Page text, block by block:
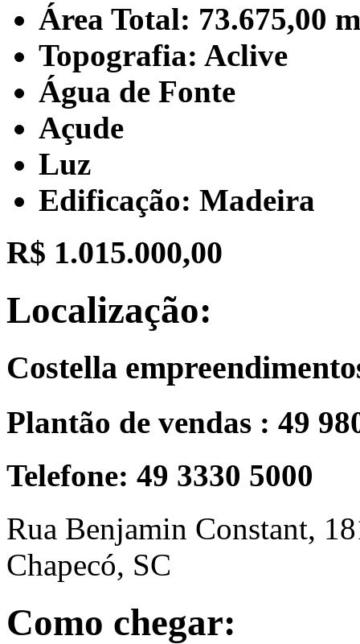
Área Total: 73.675,00
Topografia: Aclive
Água de Fonte
Açude
Luz
Edificação: Madeira
R$ 1.015.000,00
Localização:
Costella
Plantão de vendas : 49
Telefone: 49 3330 5000
Rua Benjamin Constant,
Chapecó, SC
Como chegar: